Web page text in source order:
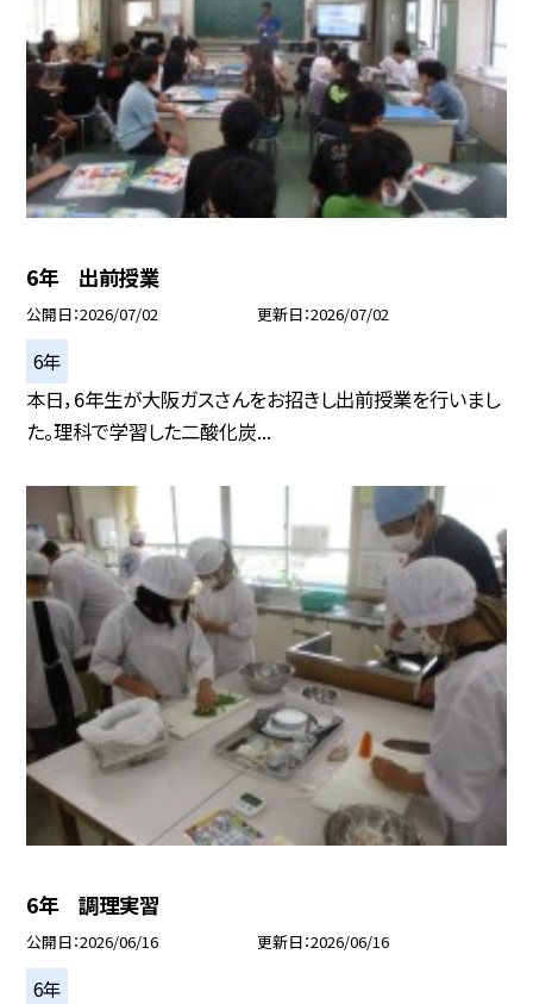
6年 出前授業
公開日 2026/07/02 更新日 2026/07/02
6年
本日，6年生が大阪ガスさんをお招きし出前授業を行いまし
た。理科で学習した二酸化炭...
6年 調理実習
公開日 2026/06/16 更新日 2026/06/16
6年